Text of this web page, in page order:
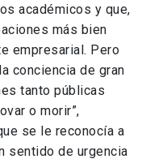
académicos y que,
más bien
empresarial. Pero
conciencia de gran
tanto públicas
o morir”,
se le reconocía a
sentido de urgencia